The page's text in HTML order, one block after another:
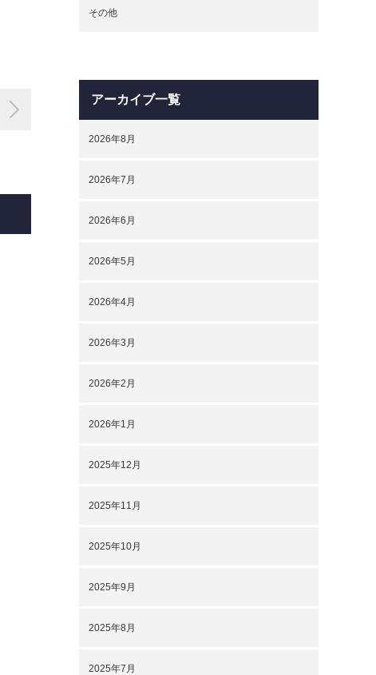
その他
アーカイブ一覧
2026年8月
2026年7月
2026年6月
2026年5月
2026年4月
2026年3月
2026年2月
2026年1月
2025年12月
2025年11月
2025年10月
2025年9月
2025年8月
2025年7月